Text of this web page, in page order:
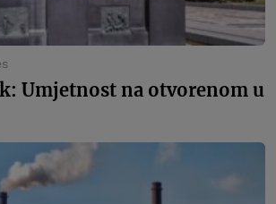
Umjetnost na otvorenom u